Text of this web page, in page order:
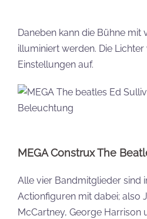
Daneben kann die Bühne mit
illuminiert werden. Die Lichter
Einstellungen auf.
MEGA Construx The
Alle vier Bandmitglieder sind
Actionfiguren mit dabei; also
McCartney, George Harrison